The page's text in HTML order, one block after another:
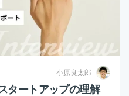
小原良太郎
タートアップの理解